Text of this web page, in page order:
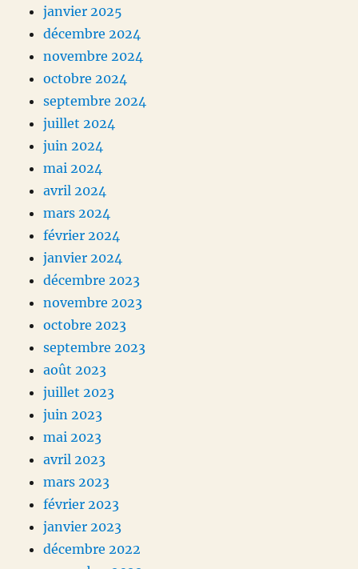
janvier 2025
décembre 2024
novembre 2024
octobre 2024
septembre 2024
juillet 2024
juin 2024
mai 2024
avril 2024
mars 2024
février 2024
janvier 2024
décembre 2023
novembre 2023
octobre 2023
septembre 2023
août 2023
juillet 2023
juin 2023
mai 2023
avril 2023
mars 2023
février 2023
janvier 2023
décembre 2022